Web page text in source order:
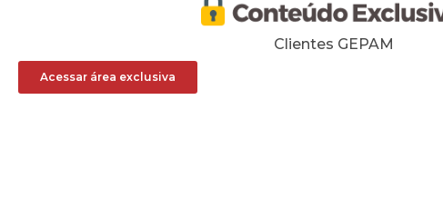
Clientes GEPAM
Acessar área exclusiva